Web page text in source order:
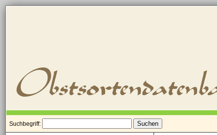
Suchbegriff: